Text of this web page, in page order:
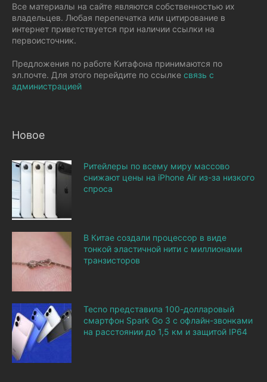
Все материалы на сайте являются собственностью их
владельцев. Любая перепечатка или цитирование в
интернет приветствуется при наличии ссылки на
первоисточник.
Предложения по работе Китафона принимаются по
эл.почте. Для этого перейдите по ссылке связь с
администрацией
Новое
Ритейлеры по всему миру массово
снижают цены на iPhone Air из-за низкого
спроса
В Китае создали процессор в виде
тонкой эластичной нити с миллионами
транзисторов
Tecno представила 100-долларовый
смартфон Spark Go 3 с офлайн-звонками
на расстоянии до 1,5 км и защитой IP64